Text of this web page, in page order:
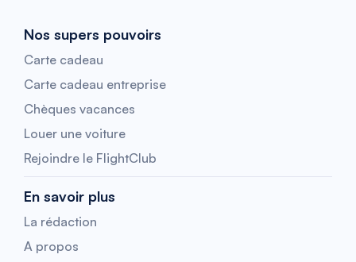
Nos supers pouvoirs
Carte cadeau
Carte cadeau entreprise
Chèques vacances
Louer une voiture
Rejoindre le FlightClub
En savoir plus
La rédaction
A propos